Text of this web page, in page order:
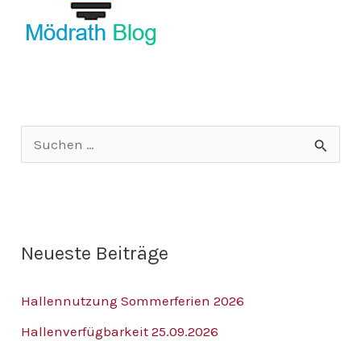
e
Neueste Beiträge
Hallennutzung Sommerferien 2026
Hallenverfügbarkeit 25.09.2026